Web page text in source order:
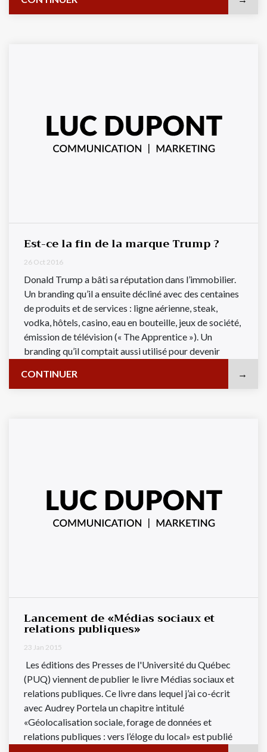
Est-ce la fin de la marque Trump ?
26 Oct 2016
Donald Trump a bâti sa réputation dans l’immobilier.
Un branding qu’il a ensuite décliné avec des centaines
de produits et de services : ligne aérienne, steak,
vodka, hôtels, casino, eau en bouteille, jeux de société,
émission de télévision (« The Apprentice »). Un
branding qu’il comptait aussi utilisé pour devenir
CONTINUER
Lancement de «Médias sociaux et
relations publiques»
23 Jan 2015
Les éditions des Presses de l'Université du Québec
(PUQ) viennent de publier le livre Médias sociaux et
relations publiques. Ce livre dans lequel j’ai co-écrit
avec Audrey Portela un chapitre intitulé
«Géolocalisation sociale, forage de données et
relations publiques : vers l’éloge du local» est publié